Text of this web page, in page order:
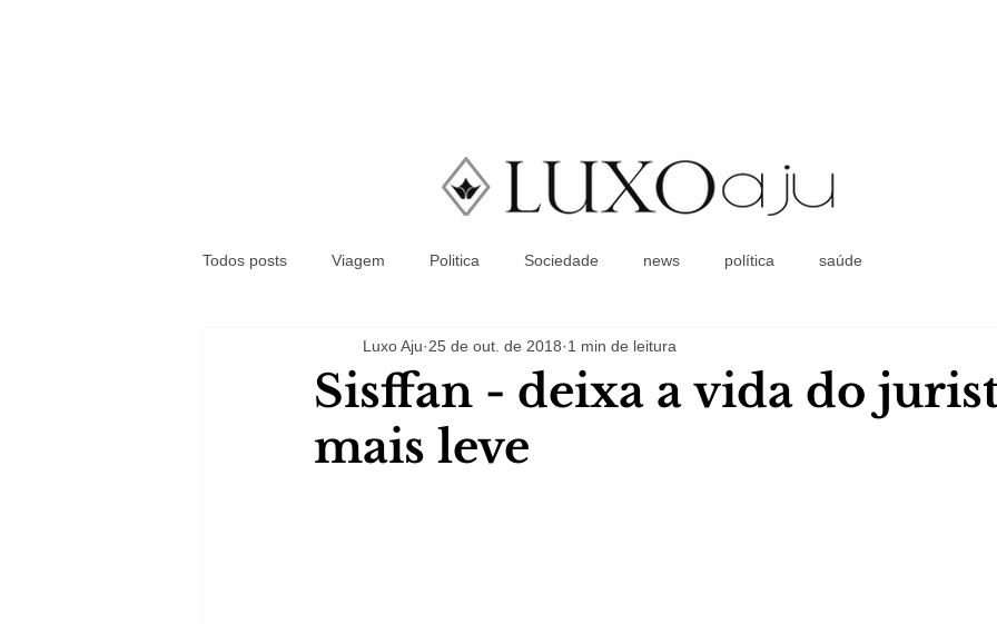
Coluna Social
Todos posts Viagem Politica Sociedade news política saúde
Sisffan - deixa a vida do
mais leve
Luxo Aju 25 de out. de 2018 1 min de leitura